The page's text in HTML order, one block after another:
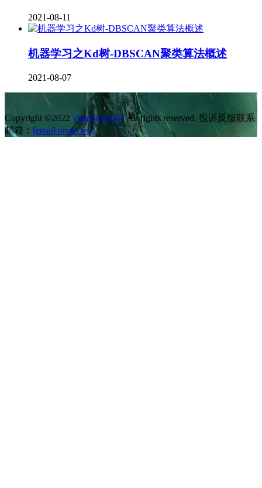
2021-08-11
机器学习之Kd树-DBSCAN聚类算法概述
2021-08-07
Copyright ©2022 vlambda.com. All rights reserved. 投诉反馈联系
邮箱： [email protected]